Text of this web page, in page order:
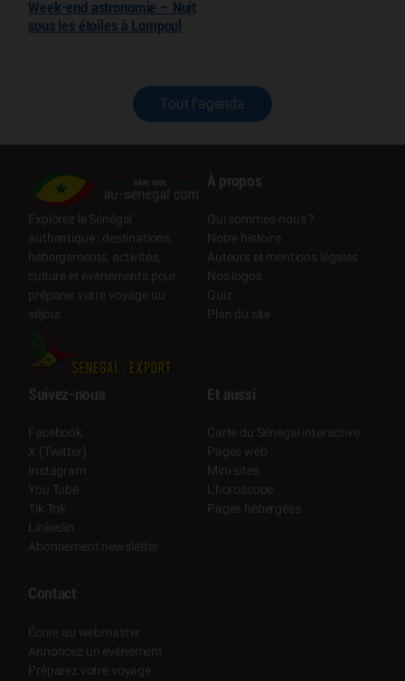
Week-end astronomie – Nuit
sous les étoiles à Lompoul
Tout l'agenda
Explorez le Sénégal
authentique : destinations,
hébergements, activités,
culture et événements pour
préparer votre voyage ou
séjour.
À propos
Qui sommes-nous ?
Notre histoire
Auteurs et mentions légales
Nos logos
Quiz
Plan du site
Suivez-nous
Facebook
X (Twitter)
Instagram
You Tube
Tik Tok
Linkedin
Abonnement newsletter
Et aussi
Carte du Sénégal interactive
Pages web
Mini-sites
L’horoscope
Pages hébergées
Contact
Écrire au webmaster
Annoncez un événement
Préparez votre voyage